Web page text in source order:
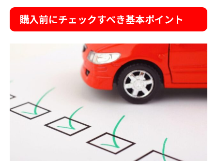
購入前にチェックすべき基本ポイント